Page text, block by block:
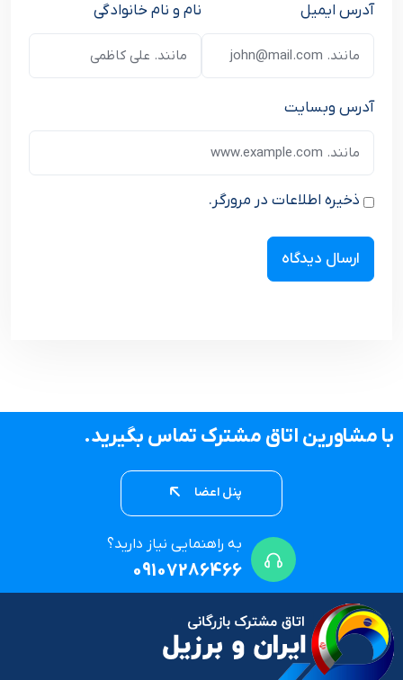
نام و نام خانوادگی آدرس ایمیل
آدرس وبسایت
ذخیره اطلاعات در مرورگر.
با مشاورین اتاق مشترک تماس بگیرید.
پنل اعضا
به راهنمایی نیاز دارید؟
09107286466